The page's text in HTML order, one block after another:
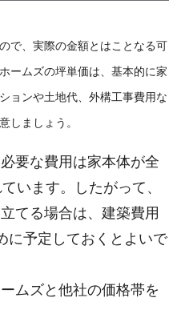
で、実際の金額とはことなる可
ームズの坪単価は、基本的に家
ョンや土地代、外構工事費用な
しましょう。
要な費用は家本体が全
います。したがって、
てる場合は、建築費用
に予定しておくとよいで
ムズと他社の価格帯を